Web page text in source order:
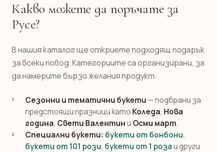
Какво можете да поръчате за
Русе?
В нашия каталог ще откриете подходящ подарък
за всеки повод. Категориите са организирани, за
да намерите бързо желания продукт:
Сезонни и тематични букети — подбрани за
предстоящи празници като Коледа, Нова
година, Свети Валентини Осми март.
Специални букети: букети от бонбони,
букети от 101 рози, букети от 1 розаи други